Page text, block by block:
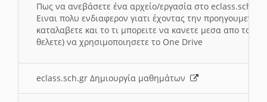
Πως να ανεβάσετε ένα αρχείο/εργασία στο eclass.sch.gr
Ειναι πολυ ενδιαφερον γιατι έχοντας την
καταλαβετε και το τι μπορειτε να κανετε μεσα απο το
θελετε) να χρησιμοποιησετε το One Drive
eclass.sch.gr Δημιουργία μαθημάτων